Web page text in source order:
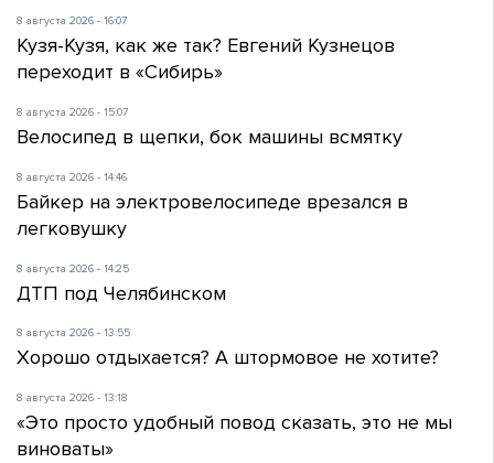
8 августа 2026 - 16:07
Кузя-Кузя, как же так? Евгений Кузнецов
переходит в «Сибирь»
8 августа 2026 - 15:07
Велосипед в щепки, бок машины всмятку
8 августа 2026 - 14:46
Байкер на электровелосипеде врезался в
легковушку
8 августа 2026 - 14:25
ДТП под Челябинском
8 августа 2026 - 13:55
Хорошо отдыхается? А штормовое не хотите?
8 августа 2026 - 13:18
«Это просто удобный повод сказать, это не мы
виноваты»